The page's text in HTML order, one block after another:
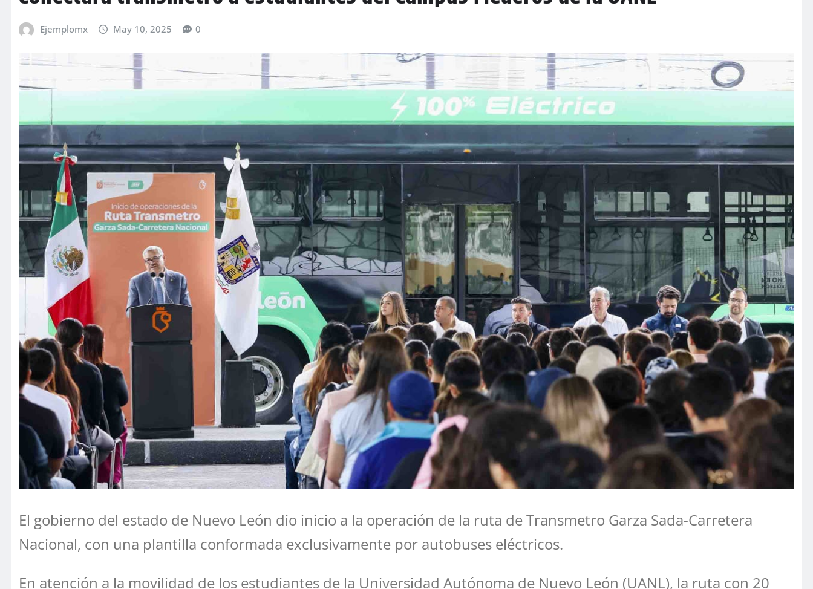
Ejemplomx May 10, 2025 0
El gobierno del estado de Nuevo León dio inicio a la operación de la ruta de Transmetro Garza Sada-Carretera
Nacional, con una plantilla conformada exclusivamente por autobuses eléctricos.
En atención a la movilidad de los estudiantes de la Universidad Autónoma de Nuevo León (UANL), la ruta con 20